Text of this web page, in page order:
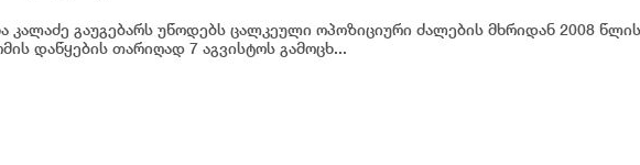
კალაძე გაუგებარს უწოდებს ცალკეული ოპოზიციური ძალების მხრიდან 2008 წლის
დაწყების თარიღად 7 აგვისტოს გამოცხ...